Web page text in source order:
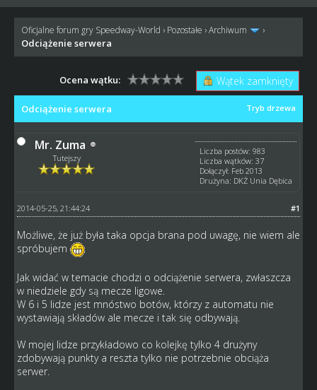
Oficjalne forum gry Speedway-World › Pozostałe ›Archiwum ›
Odciążenie serwera
Wątek zamknięty
Ocena wątku:
Tryb drzewa
Odciążenie serwera
Mr. Zuma
Tutejszy
Liczba postów: 983
Liczba wątków: 37
Dołączył: Feb 2013
Drużyna: DKŻ Unia Dębica
#1
2014-05-25, 21:44:24
Możliwe, że już była taka opcja brana pod uwagę, nie wiem ale
spróbujem
Jak widać w temacie chodzi o odciążenie serwera, zwłaszcza
w niedziele gdy są mecze ligowe.
W 6 i 5 lidze jest mnóstwo botów, którzy z automatu nie
wystawiają składów ale mecze i tak się odbywają.
W mojej lidze przykładowo co kolejkę tylko 4 drużyny
zdobywają punkty a reszta tylko nie potrzebnie obciąża
serwer.